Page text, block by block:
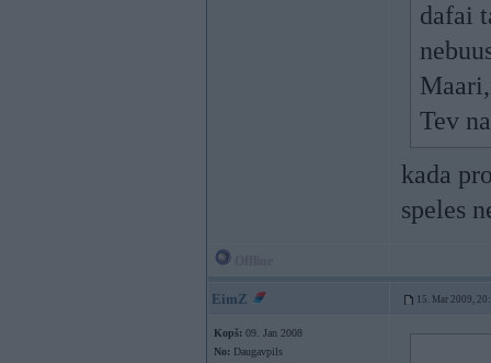
dafai
Tev
kada
speles
EimZ 15. Mar 2009,
Kopš: 09. Jan 2008
No: Daugavpils